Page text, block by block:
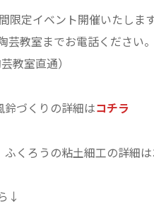
限定イベント開催いたしま
芸教室までお電話ください
教室直通）
づくりの詳細はコチラ
くろうの粘土細工の詳細は
↓